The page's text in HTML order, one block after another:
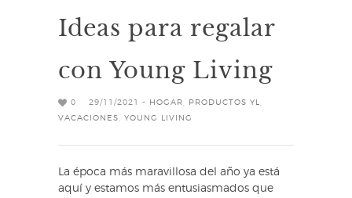
Ideas para regalar
con Young Living
0 29/11/2021 - HOGAR PRODUCTOS YL
VACACIONES
YOUNG LIVING
La época más maravillosa del año ya está
aquí y estamos más entusiasmados que